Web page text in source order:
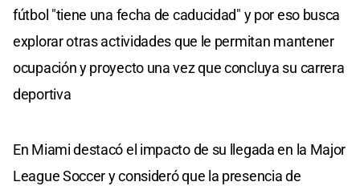
fútbol "tiene una fecha de caducidad" y por eso busca
explorar otras actividades que le permitan mantener
ocupación y proyecto una vez que concluya su carrera
deportiva
En Miami destacó el impacto de su llegada en la Major
League Soccer y consideró que la presencia de